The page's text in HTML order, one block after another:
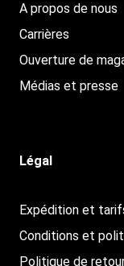
A propos de nous
Carrières
Ouverture de
Médias et presse
Légal
Expédition et
Conditions et
Politique de